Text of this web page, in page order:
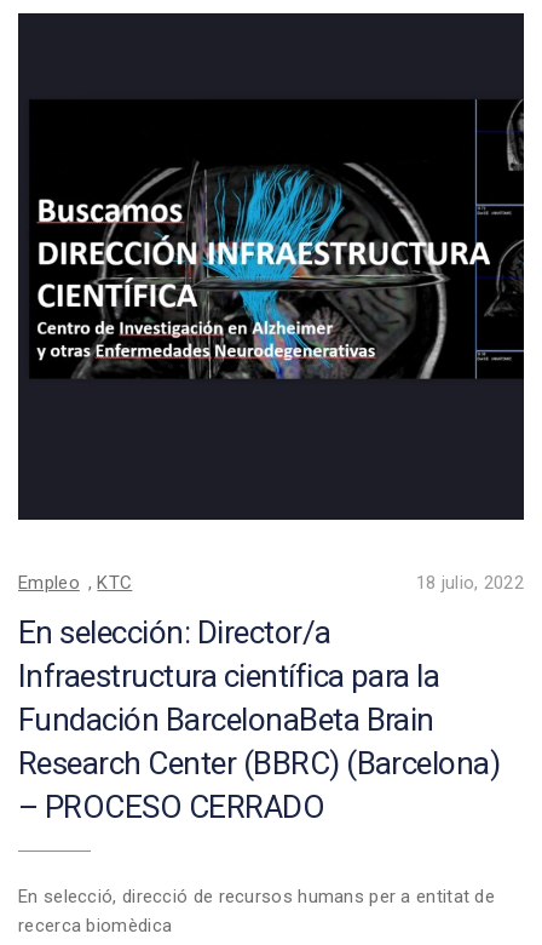
Empleo ,KTC 18 julio, 2022
En selección: Director/a
Infraestructura científica para la
Fundación BarcelonaBeta Brain
Research Center (BBRC) (Barcelona)
– PROCESO CERRADO
En selecció, direcció de recursos humans per a entitat de
recerca biomèdica